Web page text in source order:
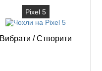
Pixel 5
Вибрати /Створити